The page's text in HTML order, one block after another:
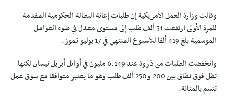
وقالت وزارة العمل الأمريكية إن طلبات إعانة البطالة الحكومية المقدمة
للمرة الأولى ارتفعت 51 ألف طلب إلى مستوى معدل في ضوء العوامل
الموسمية بلغ 419 ألفا للأسبوع المنتهي في 17 يوليو تموز.
وانخفضت الطلبات من ذروة عند 6.149 مليون في أوائل أبريل نيسان لكنها
تظل فوق نطاق بين 200 و250 ألف طلب وهو ما يعتبر متوافقا مع سوق عمل
تتسم بالمتانة.